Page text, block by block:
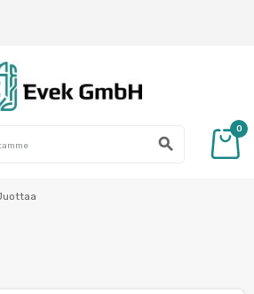
search
0